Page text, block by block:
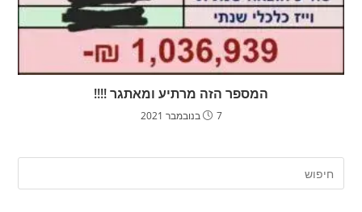
המספר הזה מרתיע ומאתגר !!!!
7 בנובמבר 2021